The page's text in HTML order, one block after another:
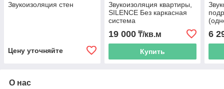
Звукоизоляция стен
Цену уточняйте
Звукоизоляция квартиры,
SILENCE Без каркасная
система
19 000₸/кв.м
Купить
6
О нас